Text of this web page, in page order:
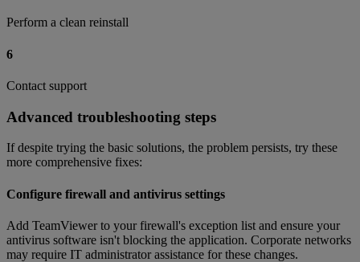
Perform a clean reinstall
6
Contact support
Advanced troubleshooting steps
If despite trying the basic solutions, the problem persists, try these
more comprehensive fixes:
Configure firewall and antivirus settings
Add TeamViewer to your firewall's exception list and ensure your
antivirus software isn't blocking the application. Corporate networks
may require IT administrator assistance for these changes.